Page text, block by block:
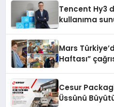
Tencent Hy3
kullanıma
Mars
Haftası”
Cesur
Üssünü